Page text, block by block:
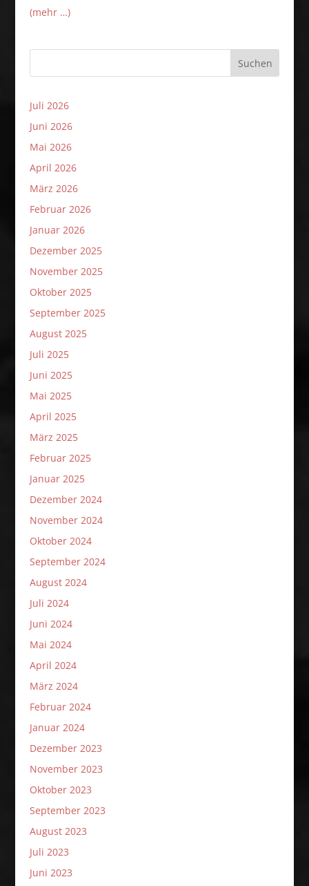
(mehr …)
Suchen
Juli 2026
Juni 2026
Mai 2026
April 2026
März 2026
Februar 2026
Januar 2026
Dezember 2025
November 2025
Oktober 2025
September 2025
August 2025
Juli 2025
Juni 2025
Mai 2025
April 2025
März 2025
Februar 2025
Januar 2025
Dezember 2024
November 2024
Oktober 2024
September 2024
August 2024
Juli 2024
Juni 2024
Mai 2024
April 2024
März 2024
Februar 2024
Januar 2024
Dezember 2023
November 2023
Oktober 2023
September 2023
August 2023
Juli 2023
Juni 2023